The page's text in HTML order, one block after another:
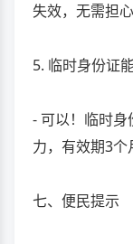
失效，无需担
5. 临时身份证
- 可以！临时
力，有效期3个
七、便民提示